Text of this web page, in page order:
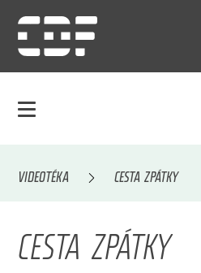
VIDEOTÉKA CESTA ZPÁTKY
CESTA ZPÁTKY